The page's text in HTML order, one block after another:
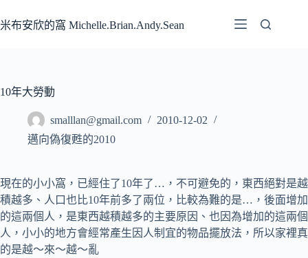
至
容
米布安欣的窩 Michelle.Brian.Andy.Sean
10年大勞動
smalllan@gmail.com
2010-12-02
邁向偽復甦的2010
現在的小小窩，已經住了10年了…，不可避免的，東西絕對是越
積越多、人口也比10年前多了兩位，比較為難的是…，後面增加
的這兩個人，是東西越積越多的主要原因、也因為增加的這兩個
人，小小的地方會經常產生因人制宜的物品擺放法，所以家裡真
的是越～來～越～亂